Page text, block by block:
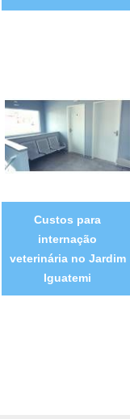
Custos para
internação
veterinária no Jardim
Iguatemi